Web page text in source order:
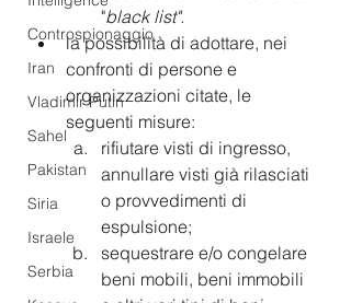
Controspionaggio
Iran
Vladimir Putin
Sahel
Pakistan
Siria
Israele
Serbia
"black list".
la possibilità di adottare, nei
confronti di persone e
organizzazioni citate, le
seguenti misure:
rifiutare visti di ingresso,
annullare visti già rilasciati
o provvedimenti di
espulsione;
sequestrare e/o congelare
beni mobili, beni immobili